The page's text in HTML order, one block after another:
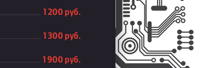
1 200 руб.
1 300 руб.
1 900 руб.